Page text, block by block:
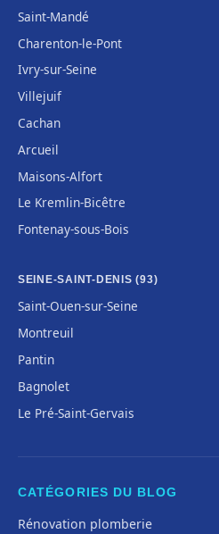
Saint-Mandé
Charenton-le-Pont
Ivry-sur-Seine
Villejuif
Cachan
Arcueil
Maisons-Alfort
Le Kremlin-Bicêtre
Fontenay-sous-Bois
SEINE-SAINT-DENIS (93)
Saint-Ouen-sur-Seine
Montreuil
Pantin
Bagnolet
Le Pré-Saint-Gervais
CATÉGORIES DU BLOG
Rénovation plomberie